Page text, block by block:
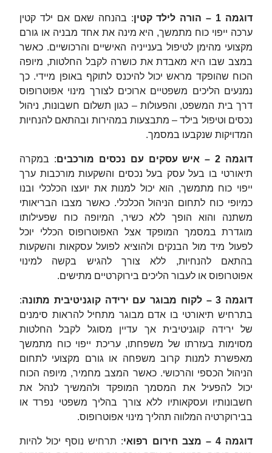
דוגמה 1 – הורה לילד קטין
: בהנחה שאם אם ילד קטין
ערכה ייפוי כוח מתמשך, היא מינה את אחד מבניה או גורם
מקצועי מהימן לטיפול בענייניה האישיים והרכושיים. כאשר
במצב שבו היא מאבדת את כושרה לקבל החלטות, מיופה
הכוח שהופקד מראש יכול להיכנס לתוקף באופן מיידי. כך
נמנעים הליכים משפטיים ארוכים לצורך מינוי אפוטרופוס
דרך בית המשפט, והפעולות – כגון תשלום חשבונות, ניהול
נכסים וטיפול בילד – מתבצעות במהירות ובהתאם להנחיות
המדויקות שנקבעו במסמך.
דוגמה 2 – איש עסקים עם נכסים מורכבים
: במקרה
תיאורטי בו בעל עסק בעל נכסים והשקעות מורכבות ערך
ייפוי כוח מתמשך, הוא יכול למנות את יועצו הכלכלי ובנו
כמיופי כוח לתחום הניהול הכלכלי. כאשר מצבו הבריאותי
משתנה והוא הופך ללא כשיר, המיופה כוח שפעילותו
מוגדרת במסמך המופקד אצל האפוטרופוס הכללי יוכל
לפעול מיד מול הבנקים ולהוציא לפועל עסקאות והשקעות
בהתאם להנחיות, ללא צורך להגיש בקשה למינוי
אפוטרופוס או לעבור הליכים בירוקרטיים מתישים.
דוגמה 3 – לקוח מבוגר עם ירידה קוגניטיבית מתונה
:
בתרחיש תיאורטי בו אדם מבוגר מתחיל להראות סימנים
של ירידה קוגניטיבית אך עדיין מסוגל לקבל החלטות
מסוימות בעזרתו של משפחתו, עריכת ייפוי כוח מתמשך
מאפשרת למנות קרוב משפחה או גורם מקצועי לתחום
הניהול הכספי והרכושי. כאשר המצב מחמיר, מיופה הכוח
יכול להפעיל את המסמך המופקד ולהמשיך לנהל את
חשבונותיו ועסקאותיו ללא צורך בהליך משפטי נפרד או
בבירוקרטיה המלווה תהליך מינוי אפוטרופוס.
דוגמה 4 – מצב חירום רפואי
: תרחיש נוסף יכול להיות